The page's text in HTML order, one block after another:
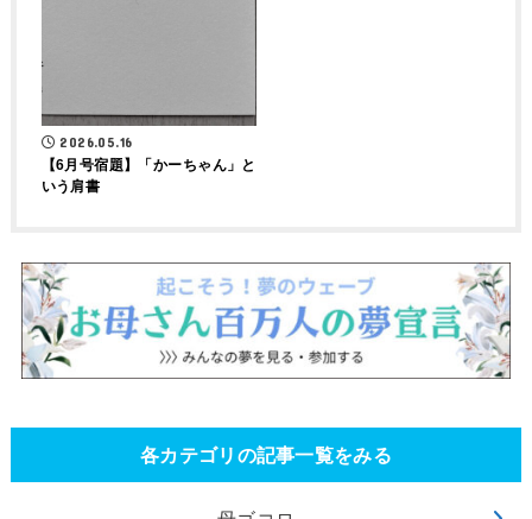
2026.05.16
【6月号宿題】「かーちゃん」と
いう肩書
各カテゴリの記事一覧をみる